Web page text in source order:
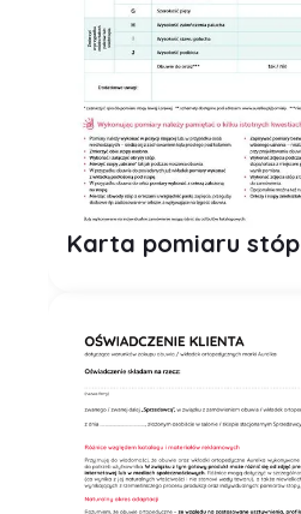
PDF
Karta pomiaru stóp